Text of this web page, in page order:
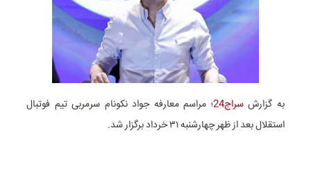
به گزارشسراج24
؛ مراسم معارفه جواد نکونام سرمربی تیم فوتبال
استقلال بعد از ظهر چهارشنبه ۳۱ خرداد برگزار شد.